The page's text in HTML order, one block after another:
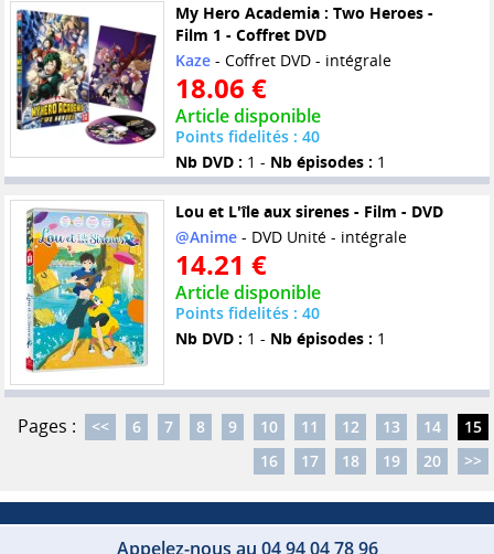
My Hero Academia : Two Heroes -
Film 1 - Coffret DVD
Kaze- Coffret DVD - intégrale
18.06 €
Article disponible
Points fidelités : 40
Nb DVD : 1 - Nb épisodes : 1
Lou et L'île aux sirenes - Film - DVD
@Anime- DVD Unité - intégrale
14.21 €
Article disponible
Points fidelités : 40
Nb DVD : 1 - Nb épisodes : 1
Pages : << 6 7 8 9 10 11 12 13 14
15
16
17 18 19 20 >>
Appelez-nous au 04 94 04 78 96